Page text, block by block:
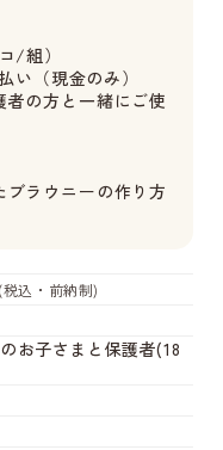
/組）
（現金のみ）
の方と一緒にご使
ブラウニーの作り方
(税込・前納制)
お子さまと保護者(18